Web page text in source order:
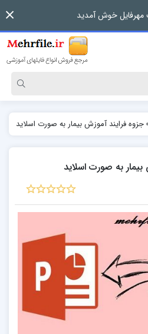
خوش آمدید
جزوه فرایند آموزش بیمار به صورت اسلاید
به صورت اسلاید